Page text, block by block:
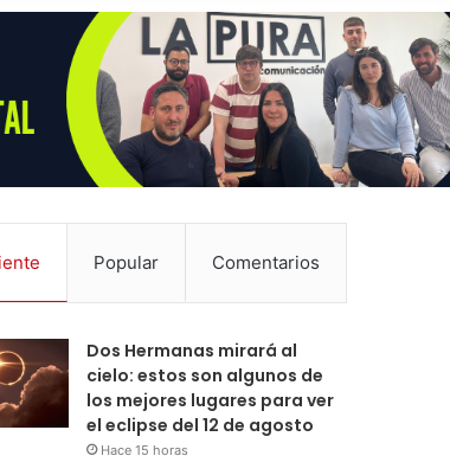
por
Popular Comentarios
Dos Hermanas mirará al
cielo: estos son algunos de
los mejores lugares para ver
el eclipse del 12 de agosto
Hace 15 horas